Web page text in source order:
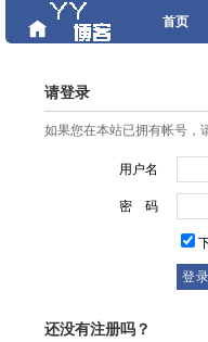
首页
请登录
如果您在本站已拥有帐号，
用户名
密 码
还没有注册吗？